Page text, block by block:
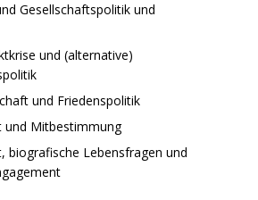
Gesellschaftspolitik und
und (alternative)
und Friedenspolitik
und Mitbestimmung
biografische Lebensfragen und